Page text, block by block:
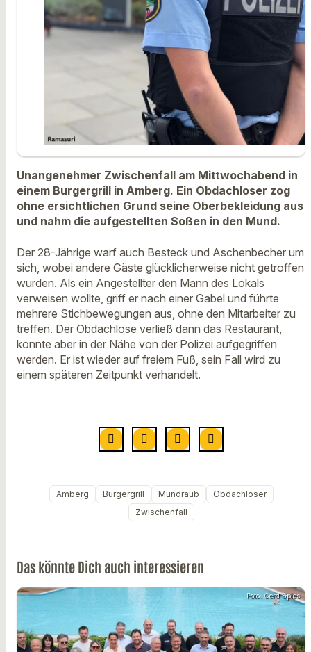
Unangenehmer Zwischenfall am Mittwochabend in
einem Burgergrill in Amberg. Ein Obdachloser zog
ohne ersichtlichen Grund seine Oberbekleidung aus
und nahm die aufgestellten Soßen in den Mund.
Der 28-Jährige warf auch Besteck und Aschenbecher um
sich, wobei andere Gäste glücklicherweise nicht getroffen
wurden. Als ein Angestellter den Mann des Lokals
verweisen wollte, griff er nach einer Gabel und führte
mehrere Stichbewegungen aus, ohne den Mitarbeiter zu
treffen. Der Obdachlose verließ dann das Restaurant,
konnte aber in der Nähe von der Polizei aufgegriffen
werden. Er ist wieder auf freiem Fuß, sein Fall wird zu
einem späteren Zeitpunkt verhandelt.
Amberg Burgergrill Mundraub
Obdachloser
Zwischenfall
Das könnte Dich auch interessieren
Foto: Gerd Spies